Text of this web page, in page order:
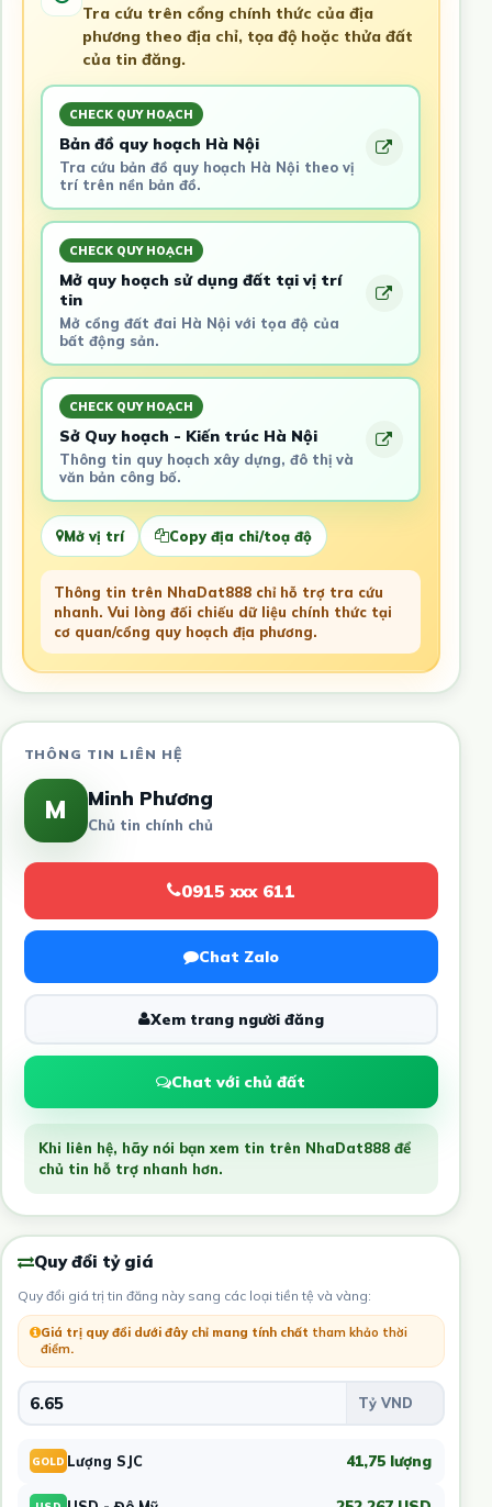
Tra cứu trên cổng chính thức của địa
phương theo địa chỉ, tọa độ hoặc thửa đất
của tin đăng.
CHECK QUY HOẠCH
Bản đồ quy hoạch Hà Nội
Tra cứu bản đồ quy hoạch Hà Nội theo vị
trí trên nền bản đồ.
CHECK QUY HOẠCH
Mở quy hoạch sử dụng đất tại vị trí
tin
Mở cổng đất đai Hà Nội với tọa độ của
bất động sản.
CHECK QUY HOẠCH
Sở Quy hoạch - Kiến trúc Hà Nội
Thông tin quy hoạch xây dựng, đô thị và
văn bản công bố.
Mở vị trí Copy địa chỉ/toạ độ
Thông tin trên NhaDat888 chỉ hỗ trợ tra cứu
nhanh. Vui lòng đối chiếu dữ liệu chính thức tại
cơ quan/cổng quy hoạch địa phương.
THÔNG TIN LIÊN HỆ
M Minh Phương
Chủ tin chính chủ
0915 xxx 611
Chat Zalo
Xem trang người đăng
Chat với chủ đất
Khi liên hệ, hãy nói bạn xem tin trên NhaDat888 để
chủ tin hỗ trợ nhanh hơn.
Quy đổi tỷ giá
Quy đổi giá trị tin đăng này sang các loại tiền tệ và vàng:
Giá trị quy đổi dưới đây chỉ mang tính chất tham khảo thời
điểm.
GOLD Lượng SJC 41,75 lượng